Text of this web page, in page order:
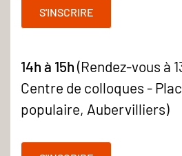
S'INSCRIRE
14h à 15h (Rendez-vous à
Centre de colloques -
populaire, Aubervilliers)